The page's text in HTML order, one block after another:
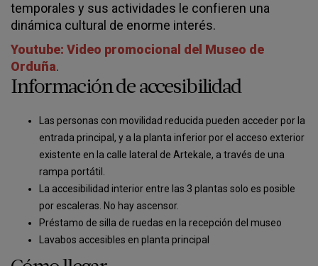
temporales y sus actividades le confieren una
dinámica cultural de enorme interés.
Youtube: Video promocional del Museo de
Orduña.
Información de accesibilidad
Las personas con movilidad reducida pueden acceder por la
entrada principal, y a la planta inferior por el acceso exterior
existente en la calle lateral de Artekale, a través de una
rampa portátil.
La accesibilidad interior entre las 3 plantas solo es posible
por escaleras. No hay ascensor.
Préstamo de silla de ruedas en la recepción del museo
Lavabos accesibles en planta principal